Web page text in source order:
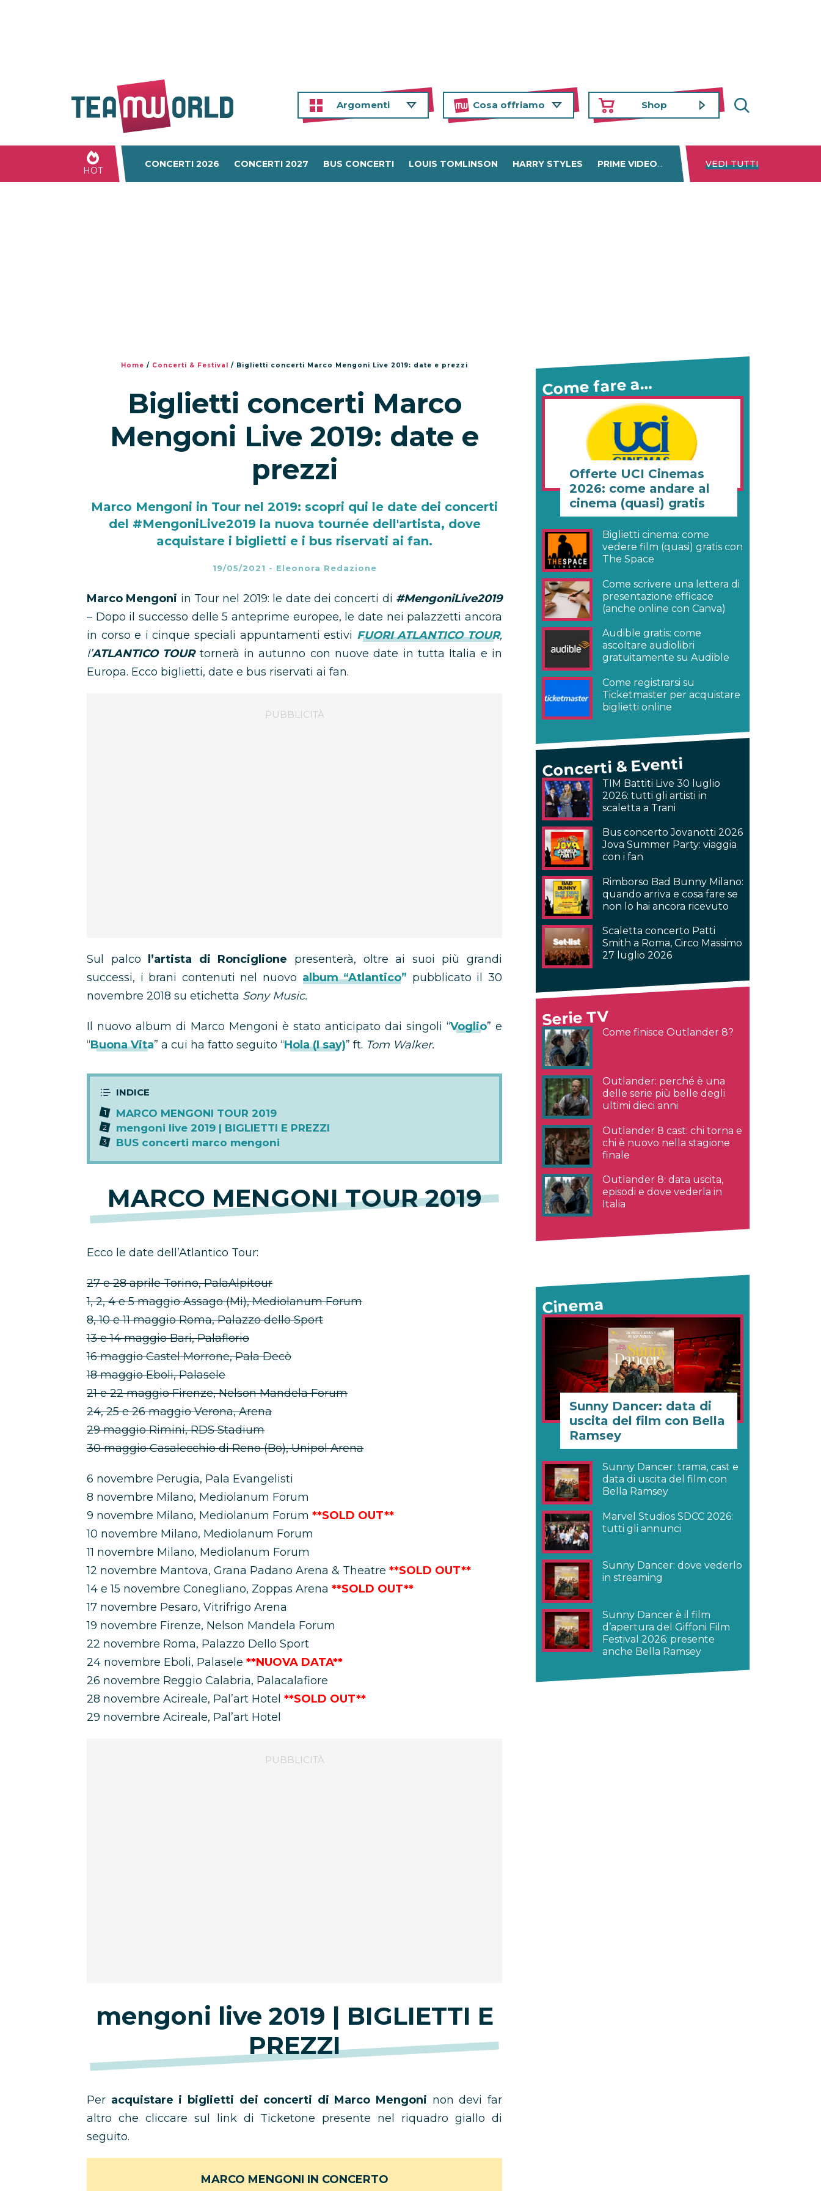
Argomenti Cosa offriamo Shop
HOT
CONCERTI 2026 CONCERTI 2027 BUS CONCERTI LOUIS TOMLINSON HARRY STYLES PRIME VIDEO DISNEY+ NETFLIX
VEDI TUTTI
Home / Concerti & Festival / Biglietti concerti Marco Mengoni Live 2019: date e prezzi
Biglietti concerti Marco
Mengoni Live 2019: date e
prezzi
Marco Mengoni in Tour nel 2019: scopri qui le date dei concerti
del #MengoniLive2019 la nuova tournée dell'artista, dove
acquistare i biglietti e i bus riservati ai fan.
19/05/2021 - Eleonora Redazione
Marco Mengoni in Tour nel 2019: le date dei concerti di #MengoniLive2019
– Dopo il successo delle 5 anteprime europee, le date nei palazzetti ancora
in corso e i cinque speciali appuntamenti estivi FUORI ATLANTICO TOUR,
l’ATLANTICO TOUR tornerà in autunno con nuove date in tutta Italia e in
Europa. Ecco biglietti, date e bus riservati ai fan.
Sul palco l’artista di Ronciglione presenterà, oltre ai suoi più grandi
successi, i brani contenuti nel nuovo album “Atlantico” pubblicato il 30
novembre 2018 su etichetta Sony Music.
Il nuovo album di Marco Mengoni è stato anticipato dai singoli “Voglio” e
“Buona Vita” a cui ha fatto seguito “Hola (I say)” ft. Tom Walker.
MARCO MENGONI TOUR 2019
mengoni live 2019 | BIGLIETTI E PREZZI
BUS concerti marco mengoni
MARCO MENGONI TOUR 2019
Ecco le date dell’Atlantico Tour:
27 e 28 aprile Torino, PalaAlpitour
1, 2, 4 e 5 maggio Assago (Mi), Mediolanum Forum
8, 10 e 11 maggio Roma, Palazzo dello Sport
13 e 14 maggio Bari, Palaflorio
16 maggio Castel Morrone, Pala Decò
18 maggio Eboli, Palasele
21 e 22 maggio Firenze, Nelson Mandela Forum
24, 25 e 26 maggio Verona, Arena
29 maggio Rimini, RDS Stadium
30 maggio Casalecchio di Reno (Bo), Unipol Arena
6 novembre Perugia, Pala Evangelisti
8 novembre Milano, Mediolanum Forum
9 novembre Milano, Mediolanum Forum **SOLD OUT**
10 novembre Milano, Mediolanum Forum
11 novembre Milano, Mediolanum Forum
12 novembre Mantova, Grana Padano Arena & Theatre **SOLD OUT**
14 e 15 novembre Conegliano, Zoppas Arena **SOLD OUT**
17 novembre Pesaro, Vitrifrigo Arena
19 novembre Firenze, Nelson Mandela Forum
22 novembre Roma, Palazzo Dello Sport
24 novembre Eboli, Palasele **NUOVA DATA**
26 novembre Reggio Calabria, Palacalafiore
28 novembre Acireale, Pal’art Hotel **SOLD OUT**
29 novembre Acireale, Pal’art Hotel
mengoni live 2019 | BIGLIETTI E
PREZZI
Per acquistare i biglietti dei concerti di Marco Mengoni non devi far
altro che cliccare sul link di Ticketone presente nel riquadro giallo di
seguito.
MARCO MENGONI IN CONCERTO
Come fare a…
Offerte UCI Cinemas
2026: come andare al
cinema (quasi) gratis
Biglietti cinema: come
vedere film (quasi) gratis con
The Space
Come scrivere una lettera di
presentazione efficace
(anche online con Canva)
Audible gratis: come
ascoltare audiolibri
gratuitamente su Audible
Come registrarsi su
Ticketmaster per acquistare
biglietti online
Concerti & Eventi
TIM Battiti Live 30 luglio
2026: tutti gli artisti in
scaletta a Trani
Bus concerto Jovanotti 2026
Jova Summer Party: viaggia
con i fan
Rimborso Bad Bunny Milano:
quando arriva e cosa fare se
non lo hai ancora ricevuto
Scaletta concerto Patti
Smith a Roma, Circo Massimo
27 luglio 2026
Serie TV
Come finisce Outlander 8?
Outlander: perché è una
delle serie più belle degli
ultimi dieci anni
Outlander 8 cast: chi torna e
chi è nuovo nella stagione
finale
Outlander 8: data uscita,
episodi e dove vederla in
Italia
Cinema
Sunny Dancer: data di
uscita del film con Bella
Ramsey
Sunny Dancer: trama, cast e
data di uscita del film con
Bella Ramsey
Marvel Studios SDCC 2026:
tutti gli annunci
Sunny Dancer: dove vederlo
in streaming
Sunny Dancer è il film
d’apertura del Giffoni Film
Festival 2026: presente
anche Bella Ramsey